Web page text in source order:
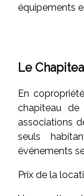
équipements
Le
En
chapiteau
associations
seuls
événements
Prix de la